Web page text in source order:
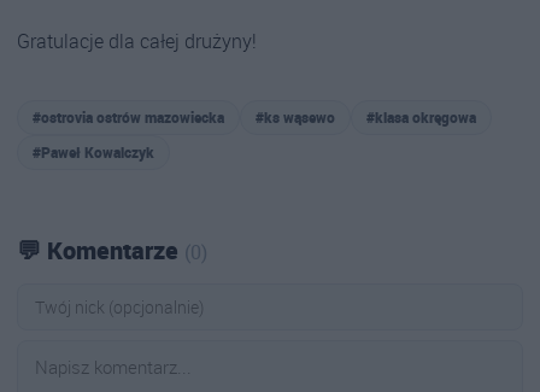
Gratulacje dla całej drużyny!
#ostrovia ostrów mazowiecka #ks wąsewo
#klasa okręgowa
#Paweł Kowalczyk
💬 Komentarze (0)